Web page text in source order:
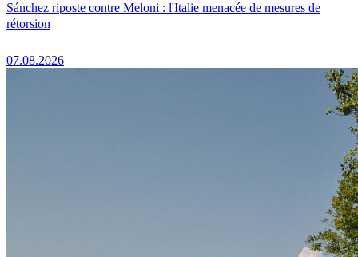
Sánchez riposte contre Meloni : l'Italie menacée de mesures de
rétorsion
07.08.2026